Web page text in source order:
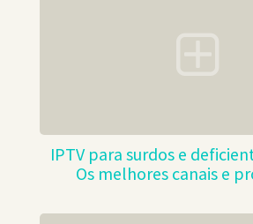
IPTV para surdos e
Os melhores canais e